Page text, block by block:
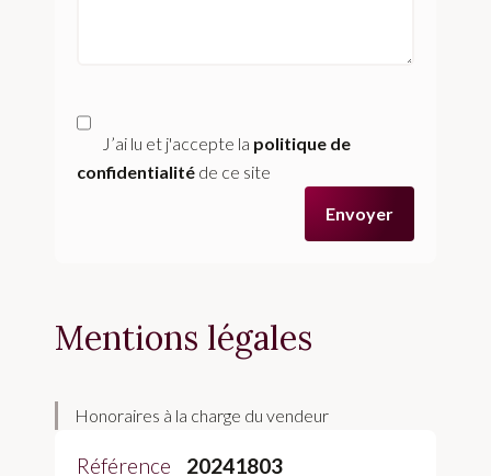
Référence 20241803
J’ai lu et j'accepte la politique de
confidentialité de ce site
Envoyer
Mentions légales
Honoraires à la charge du vendeur